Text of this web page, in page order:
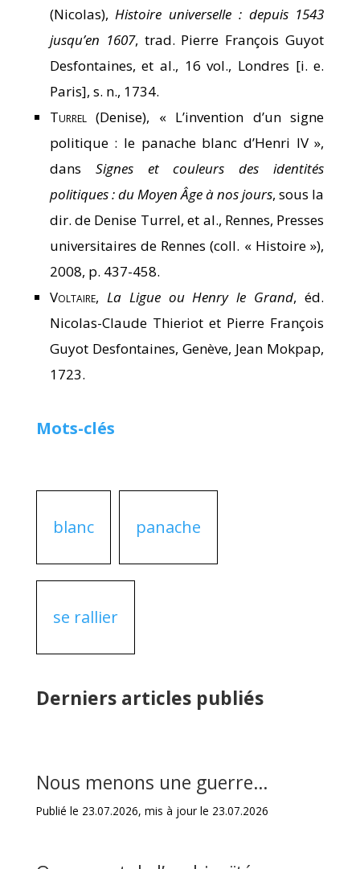
(Nicolas),Histoire universelle : depuis 1543
jusqu’en 1607, trad. Pierre François Guyot
Desfontaines, et al., 16 vol., Londres [i. e.
Paris], s. n., 1734.
Turrel(Denise), « L’invention d’un signe
politique : le panache blanc d’Henri IV »,
dans Signes et couleurs des identités
politiques : du Moyen Âge à nos jours, sous la
dir. de Denise Turrel, et al., Rennes, Presses
universitaires de Rennes (coll. « Histoire »),
2008, p. 437-458.
Voltaire, La Ligue ou Henry le Grand, éd.
Nicolas-Claude Thieriot et Pierre François
Guyot Desfontaines, Genève, Jean Mokpap,
1723.
Mots-clés
blanc panache
se rallier
Derniers articles publiés
Nous menons une guerre…
Publié le 23.07.2026, mis à jour le 23.07.2026